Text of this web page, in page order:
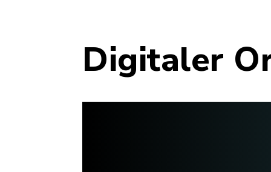
Digitaler